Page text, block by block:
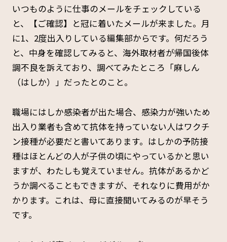
いつものように仕事のメールをチェックしている
と、【ご確認】と冠に着いたメールが来ました。月
に1、2度出入りしている編集部からです。何だろう
と、中身を確認してみると、海外取材者が帰国後体
調不良を訴えており、調べてみたところ「麻しん
（はしか）」だったとのこと。
職場にはしか感染者が出た場合、感染力が強いため
出入り業者も含めて抗体を持っていない人はワクチ
ン接種が必要だと書いてあります。はしかの予防接
種はほとんどの人が子供の頃にやっているかと思い
ますが、わたしも覚えていません。抗体があるかど
うか調べることもできますが、それなりに費用がか
かります。これは、母に直接聞いてみるのが早そう
です。